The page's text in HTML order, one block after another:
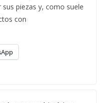
piezas y, como suele
con